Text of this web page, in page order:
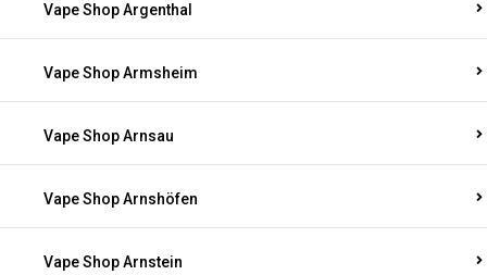
Vape Shop Argenthal
Vape Shop Armsheim
Vape Shop Arnsau
Vape Shop Arnshöfen
Vape Shop Arnstein